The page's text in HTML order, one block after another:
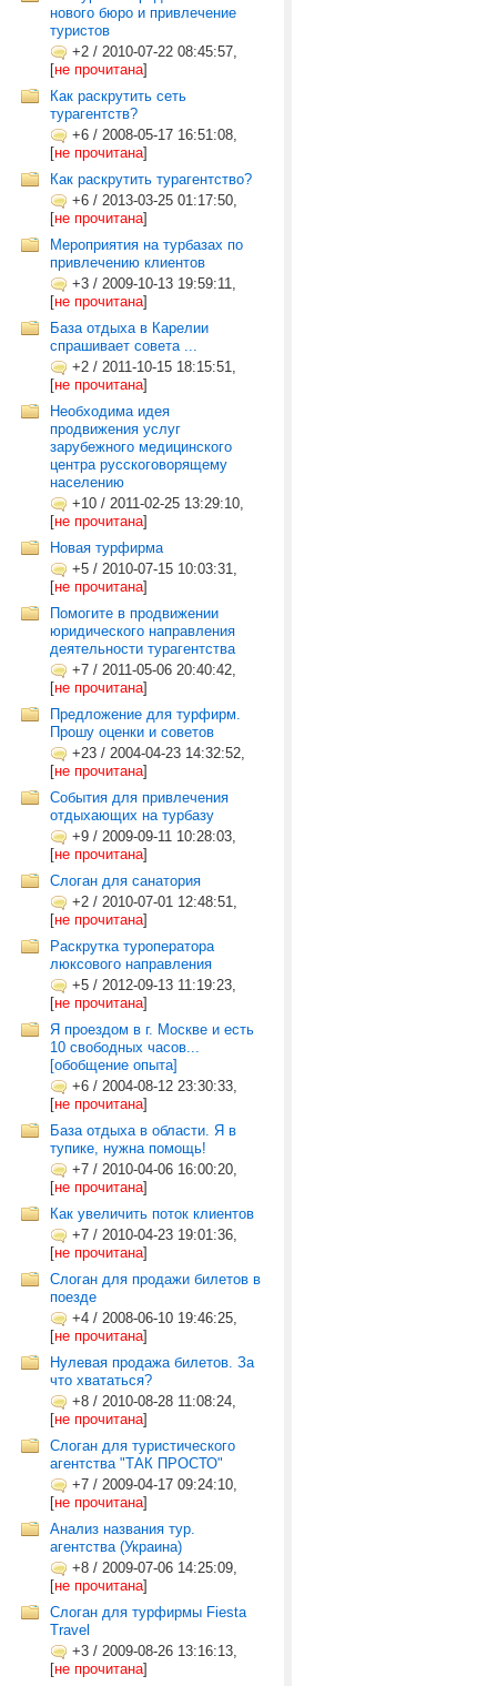
нового бюро и привлечение
туристов
+2 / 2010-07-22 08:45:57,
[не прочитана]
Как раскрутить сеть
турагентств?
+6 / 2008-05-17 16:51:08,
[не прочитана]
Как раскрутить турагентство?
+6 / 2013-03-25 01:17:50,
[не прочитана]
Мероприятия на турбазах по
привлечению клиентов
+3 / 2009-10-13 19:59:11,
[не прочитана]
База отдыха в Карелии
спрашивает совета ...
+2 / 2011-10-15 18:15:51,
[не прочитана]
Необходима идея
продвижения услуг
зарубежного медицинского
центра русскоговорящему
населению
+10 / 2011-02-25 13:29:10,
[не прочитана]
Новая турфирма
+5 / 2010-07-15 10:03:31,
[не прочитана]
Помогите в продвижении
юридического направления
деятельности турагентства
+7 / 2011-05-06 20:40:42,
[не прочитана]
Предложение для турфирм.
Прошу оценки и советов
+23 / 2004-04-23 14:32:52,
[не прочитана]
События для привлечения
отдыхающих на турбазу
+9 / 2009-09-11 10:28:03,
[не прочитана]
Слоган для санатория
+2 / 2010-07-01 12:48:51,
[не прочитана]
Раскрутка туроператора
люксового направления
+5 / 2012-09-13 11:19:23,
[не прочитана]
Я проездом в г. Москве и есть
10 свободных часов...
[обобщение опыта]
+6 / 2004-08-12 23:30:33,
[не прочитана]
База отдыха в области. Я в
тупике, нужна помощь!
+7 / 2010-04-06 16:00:20,
[не прочитана]
Как увеличить поток клиентов
+7 / 2010-04-23 19:01:36,
[не прочитана]
Слоган для продажи билетов в
поезде
+4 / 2008-06-10 19:46:25,
[не прочитана]
Нулевая продажа билетов. За
что хвататься?
+8 / 2010-08-28 11:08:24,
[не прочитана]
Слоган для туристического
агентства "ТАК ПРОСТО"
+7 / 2009-04-17 09:24:10,
[не прочитана]
Анализ названия тур.
агентства (Украина)
+8 / 2009-07-06 14:25:09,
[не прочитана]
Слоган для турфирмы Fiesta
Travel
+3 / 2009-08-26 13:16:13,
[не прочитана]